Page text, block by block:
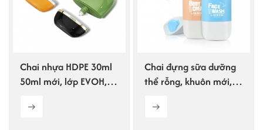
Chai nhựa HDPE 30ml
50ml mới, lớp EVOH,
đựng kem chống nắng
Chai đựng sữa dưỡng
thể rỗng, khuôn mới,
nhựa HDPE, có nắp